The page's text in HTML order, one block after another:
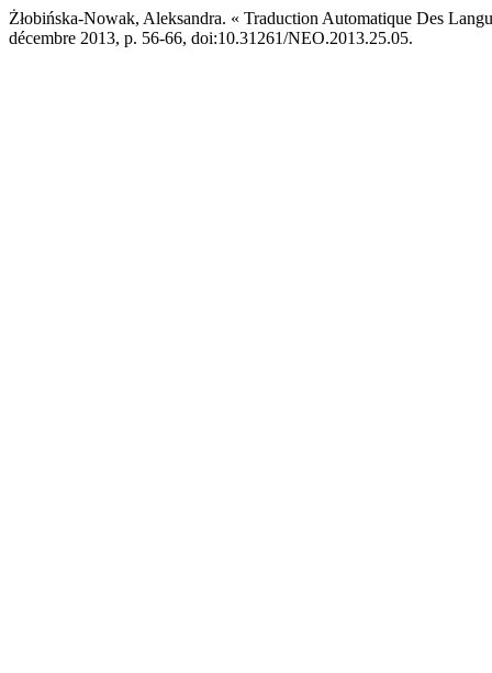
Żłobińska-Nowak, Aleksandra. « Traduction Automatique Des
décembre 2013, p. 56-66, doi:10.31261/NEO.2013.25.05.